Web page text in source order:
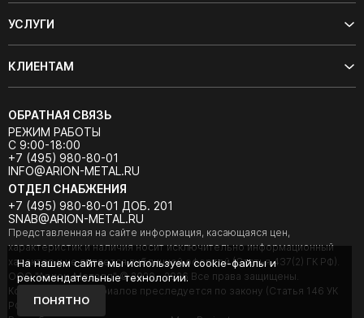
УСЛУГИ
КЛИЕНТАМ
ОБРАТНАЯ СВЯЗЬ
РЕЖИМ РАБОТЫ
С 9:00-18:00
+7 (495) 980-80-01
INFO@ARION-METAL.RU
ОТДЕЛ СНАБЖЕНИЯ
+7 (495) 980-80-01 ДОБ. 201
SNAB@ARION-METAL.RU
Представленная на сайте информация, касающаяся цен,
характеристик и наличия носит исключительно информационный
характер и не является публичной офертой (Статья 437(2) ГК РФ).
ООО "Арион-Металл" © 2020 - 2026 Все права защищены.
Копирование материалов преследуется по закону (Статья 146 УК
РФ).
На нашем сайте мы используем cookie-файлы и
рекомендательные технологии.
ПОНЯТНО